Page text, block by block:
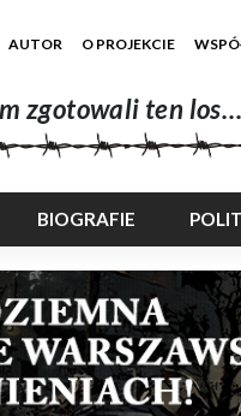
AUTOR O PROJEKCIE
zgotowali ten
BIOGRAFIE